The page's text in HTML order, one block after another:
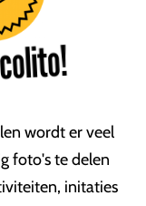
wordt er veel
foto's te delen
initaties